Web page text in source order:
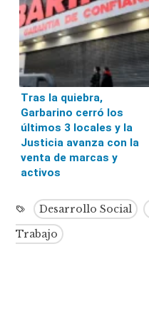
Tras la quiebra,
Garbarino cerró los
últimos 3 locales y la
Justicia avanza con la
venta de marcas y
activos
Desarrollo Social
Trabajo